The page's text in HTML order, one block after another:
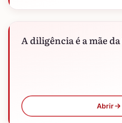
A diligência é a mãe
Abrir